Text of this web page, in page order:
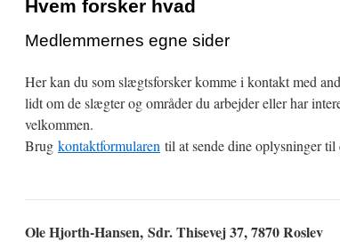
Hvem forsker hvad
Medlemmernes egne sider
Her kan du som slægtsforsker komme i kontakt med
lidt om de slægter og områder du arbejder eller har
velkommen.
Brug kontaktformularen til at sende dine oplysninger til
Ole Hjorth-Hansen, Sdr. Thisevej 37, 7870 Roslev